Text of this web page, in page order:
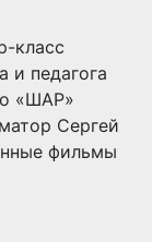
класс
и педагога
«ШАР»
Сергей
фильмы